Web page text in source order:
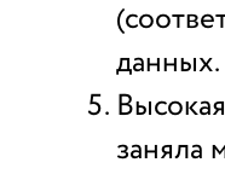
данных.
заняла